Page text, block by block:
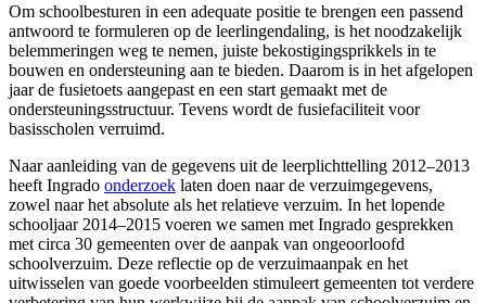
Om schoolbesturen in een adequate positie te brengen een passend
antwoord te formuleren op de leerlingendaling, is het noodzakelijk
belemmeringen weg te nemen, juiste bekostigingsprikkels in te
bouwen en ondersteuning aan te bieden. Daarom is in het afgelopen
jaar de fusietoets aangepast en een start gemaakt met de
ondersteuningsstructuur. Tevens wordt de fusiefaciliteit voor
basisscholen verruimd.
Naar aanleiding van de gegevens uit de leerplichttelling 2012–2013
heeft Ingrado onderzoek laten doen naar de verzuimgegevens,
zowel naar het absolute als het relatieve verzuim. In het lopende
schooljaar 2014–2015 voeren we samen met Ingrado gesprekken
met circa 30 gemeenten over de aanpak van ongeoorloofd
schoolverzuim. Deze reflectie op de verzuimaanpak en het
uitwisselen van goede voorbeelden stimuleert gemeenten tot verdere